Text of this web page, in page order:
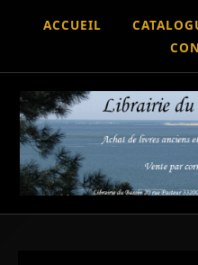
ACCUEIL